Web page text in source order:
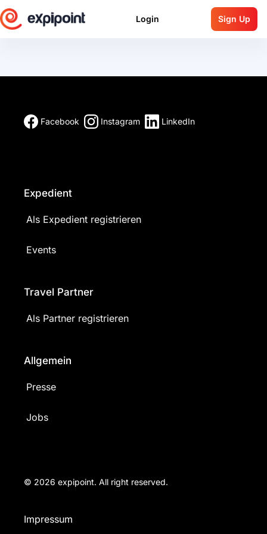
Login Sign Up
Facebook Instagram LinkedIn
Expedient
Als Expedient registrieren
Events
Travel Partner
Als Partner registrieren
Allgemein
Presse
Jobs
© 2026 expipoint. All right reserved.
Impressum